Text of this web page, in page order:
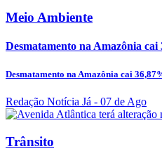
Meio Ambiente
Desmatamento na Amazônia
Desmatamento na Amazônia cai
Redação Notícia Já - 07 de Ago
Trânsito